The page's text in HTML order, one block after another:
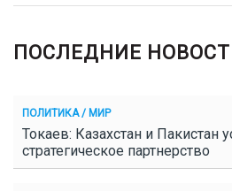
ПОСЛЕДНИЕ
ПОЛИТИКА / МИР
Токаев: Казахстан и Пакистан
стратегическое партнерство